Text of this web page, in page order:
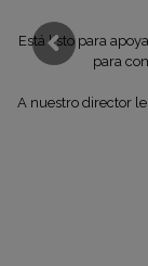
Está listo para
para
A nuestro director